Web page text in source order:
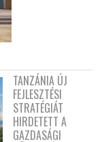
TANZÁNIA ÚJ
FEJLESZTÉSI
STRATÉGIÁT
HIRDETETT A
GAZDASÁGI